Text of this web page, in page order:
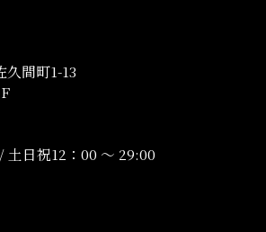
間町1-13
土日祝12：00 ～ 29:00